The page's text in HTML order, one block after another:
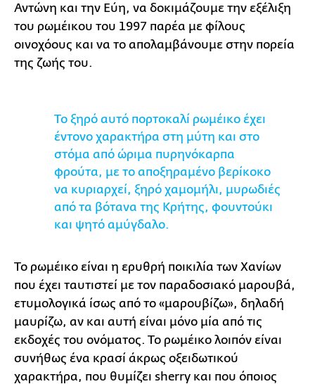
Αντώνη και την Εύη, να δοκιμάζουμε την εξέλιξη
του ρωμέικου του 1997 παρέα με φίλους
οινοχόους και να το απολαμβάνουμε στην πορεία
της ζωής του.
Το ξηρό αυτό πορτοκαλί ρωμέικο έχει
έντονο χαρακτήρα στη μύτη και στο
στόμα από ώριμα πυρηνόκαρπα
φρούτα, με το αποξηραμένο βερίκοκο
να κυριαρχεί, ξηρό χαμομήλι, μυρωδιές
από τα βότανα της Κρήτης, φουντούκι
και ψητό αμύγδαλο.
Το ρωμέικο είναι η ερυθρή ποικιλία των Χανίων
που έχει ταυτιστεί με τον παραδοσιακό μαρουβά,
ετυμολογικά ίσως από το «μαρουβίζω», δηλαδή
μαυρίζω, αν και αυτή είναι μόνο μία από τις
εκδοχές του ονόματος. Το ρωμέικο λοιπόν είναι
συνήθως ένα κρασί άκρως οξειδωτικού
χαρακτήρα, που θυμίζει sherry και που όποιος